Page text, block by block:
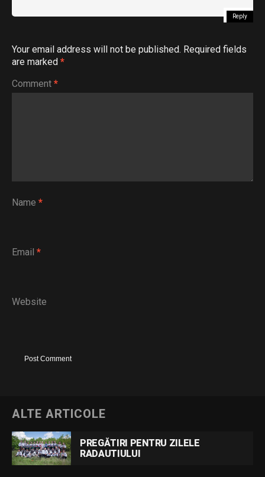
Reply
Your email address will not be published. Required fields
are marked *
Comment *
Name *
Email *
Website
ALTE ARTICOLE
PREGĂTIRI PENTRU ZILELE
RADAUTIULUI